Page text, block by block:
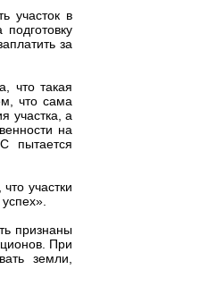
участок в
за
что такая
что сама
участка, а
на
пытается
участки
признаны
При
земли,